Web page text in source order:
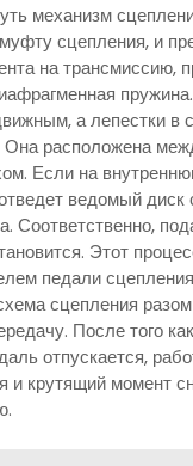
механизм
сцепления, и
на трансмиссию,
а лепестки в
Она расположена
Если на
ведомый диск
Соответственно,
Этот
педали
сцепления
После того
отпускается,
и крутящий момент